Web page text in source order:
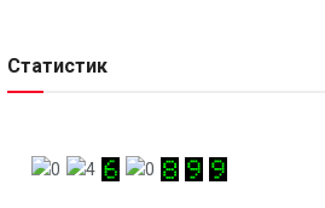
Статистик